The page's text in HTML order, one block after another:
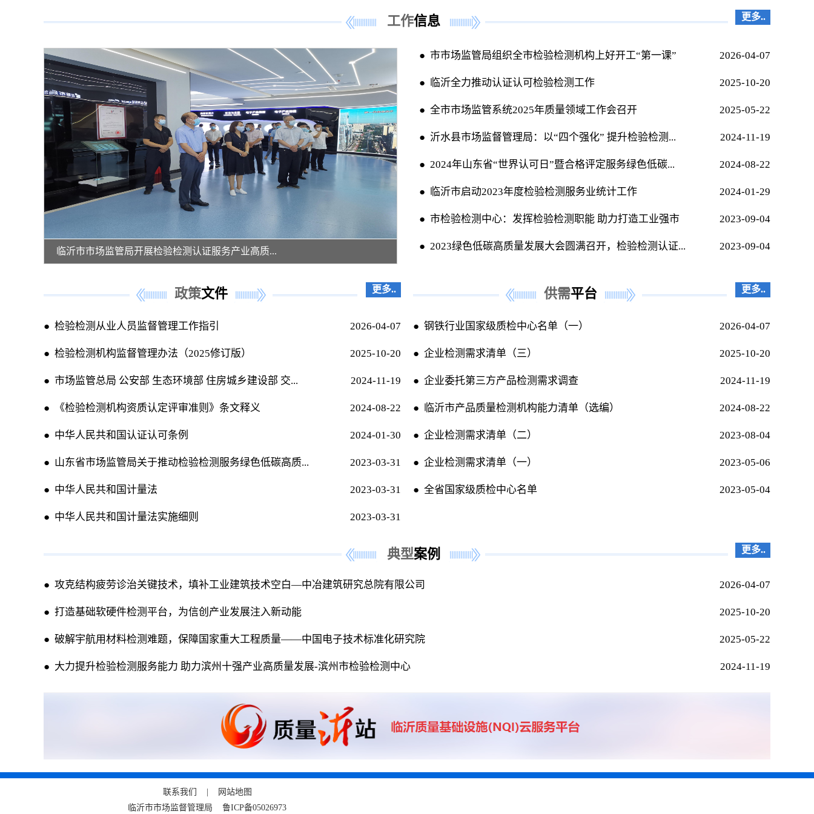
工作信息 更多..
临沂市市场监管局开展检验检测认证服务产业高质...
● 市市场监管局组织全市检验检测机构上好开工“第一课” 2026-04-07
● 临沂全力推动认证认可检验检测工作 2025-10-20
● 全市市场监管系统2025年质量领域工作会召开 2025-05-22
● 沂水县市场监督管理局：以“四个强化” 提升检验检测... 2024-11-19
● 2024年山东省“世界认可日”暨合格评定服务绿色低碳... 2024-08-22
● 临沂市启动2023年度检验检测服务业统计工作 2024-01-29
● 市检验检测中心：发挥检验检测职能 助力打造工业强市 2023-09-04
● 2023绿色低碳高质量发展大会圆满召开，检验检测认证... 2023-09-04
政策文件 更多..
● 检验检测从业人员监督管理工作指引 2026-04-07
● 检验检测机构监督管理办法（2025修订版） 2025-10-20
● 市场监管总局 公安部 生态环境部 住房城乡建设部 交... 2024-11-19
● 《检验检测机构资质认定评审准则》条文释义 2024-08-22
● 中华人民共和国认证认可条例 2024-01-30
● 山东省市场监管局关于推动检验检测服务绿色低碳高质... 2023-03-31
● 中华人民共和国计量法 2023-03-31
● 中华人民共和国计量法实施细则 2023-03-31
供需平台 更多..
● 钢铁行业国家级质检中心名单（一） 2026-04-07
● 企业检测需求清单（三） 2025-10-20
● 企业委托第三方产品检测需求调查 2024-11-19
● 临沂市产品质量检测机构能力清单（选编） 2024-08-22
● 企业检测需求清单（二） 2023-08-04
● 企业检测需求清单（一） 2023-05-06
● 全省国家级质检中心名单 2023-05-04
典型案例 更多..
● 攻克结构疲劳诊治关键技术，填补工业建筑技术空白—中冶建筑研究总院有限公司 2026-04-07
● 打造基础软硬件检测平台，为信创产业发展注入新动能 2025-10-20
● 破解宇航用材料检测难题，保障国家重大工程质量——中国电子技术标准化研究院 2025-05-22
● 大力提升检验检测服务能力 助力滨州十强产业高质量发展-滨州市检验检测中心 2024-11-19
联系我们 |
网站地图
临沂市市场监督管理局 鲁ICP备05026973